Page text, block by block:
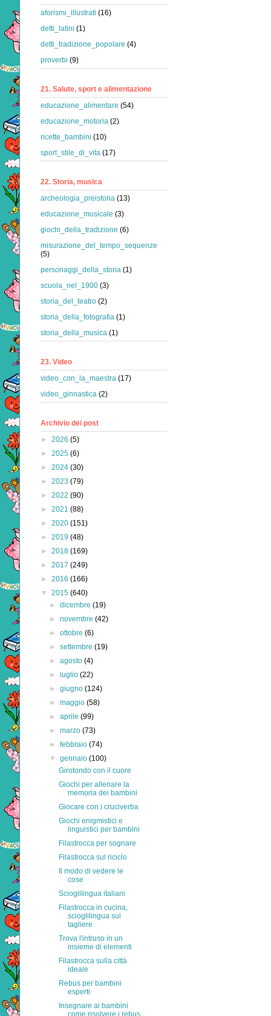
aforismi_illustrati (16)
detti_latini (1)
detti_tradizione_popolare (4)
proverbi (9)
21. Salute, sport e alimentazione
educazione_alimentare (54)
educazione_motoria (2)
ricette_bambini (10)
sport_stile_di_vita (17)
22. Storia, musica
archeologia_preistoria (13)
educazione_musicale (3)
giochi_della_tradizione (6)
misurazione_del_tempo_sequenze
(5)
personaggi_della_storia (1)
scuola_nel_1900 (3)
storia_del_teatro (2)
storia_della_fotografia (1)
storia_della_musica (1)
23. Video
video_con_la_maestra (17)
video_ginnastica (2)
Archivio dei post
► 2026 (5)
► 2025 (6)
► 2024 (30)
► 2023 (79)
► 2022 (90)
► 2021 (88)
► 2020 (151)
► 2019 (48)
► 2018 (169)
► 2017 (249)
► 2016 (166)
▼ 2015 (640)
►dicembre(19)
►novembre(42)
►ottobre(6)
►settembre(19)
►agosto(4)
►
luglio(22)
►giugno(124)
►maggio(58)
►aprile(99)
►marzo(73)
►febbraio(74)
▼gennaio(100)
Girotondo con il cuore
Giochi per allenare la
memoria dei bambini
Giocare con i cruciverba
Giochi enigmistici e
linguistici per bambini
Filastrocca per sognare
Filastrocca sul riciclo
Il modo di vedere le
cose
Scioglilingua italiani
Filastrocca in cucina,
scioglilingua sul
tagliere
Trova l'intruso in un
insieme di elementi
Filastrocca sulla città
ideale
Rebus per bambini
esperti
Insegnare ai bambini